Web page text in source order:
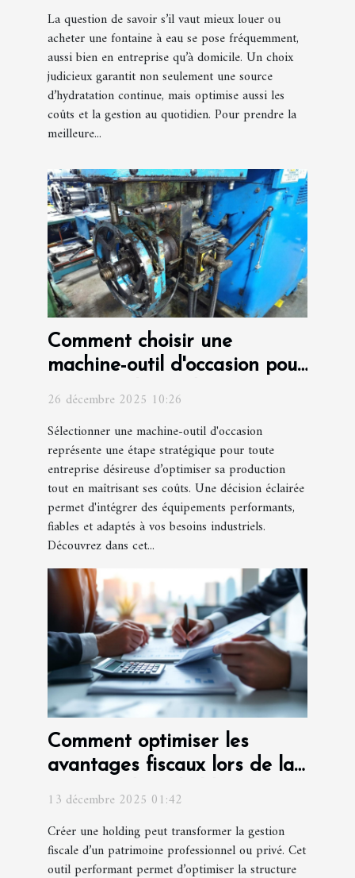
La question de savoir s’il vaut mieux louer ou
acheter une fontaine à eau se pose fréquemment,
aussi bien en entreprise qu’à domicile. Un choix
judicieux garantit non seulement une source
d’hydratation continue, mais optimise aussi les
coûts et la gestion au quotidien. Pour prendre la
meilleure...
Comment choisir une
machine-outil d'occasion pour
optimiser la production ?
26 décembre 2025 10:26
Sélectionner une machine-outil d'occasion
représente une étape stratégique pour toute
entreprise désireuse d’optimiser sa production
tout en maîtrisant ses coûts. Une décision éclairée
permet d'intégrer des équipements performants,
fiables et adaptés à vos besoins industriels.
Découvrez dans cet...
Comment optimiser les
avantages fiscaux lors de la
13 décembre 2025 01:42
Créer une holding peut transformer la gestion
fiscale d’un patrimoine professionnel ou privé. Cet
outil performant permet d’optimiser la structure